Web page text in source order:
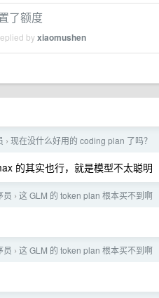
了额度
byxiaomushen
› 现在没什么好用的 coding plan 了吗？
的其实也行，就是模型不太聪明
员 › 这 GLM 的 token plan 根本买不到啊
员 › 这 GLM 的 token plan 根本买不到啊